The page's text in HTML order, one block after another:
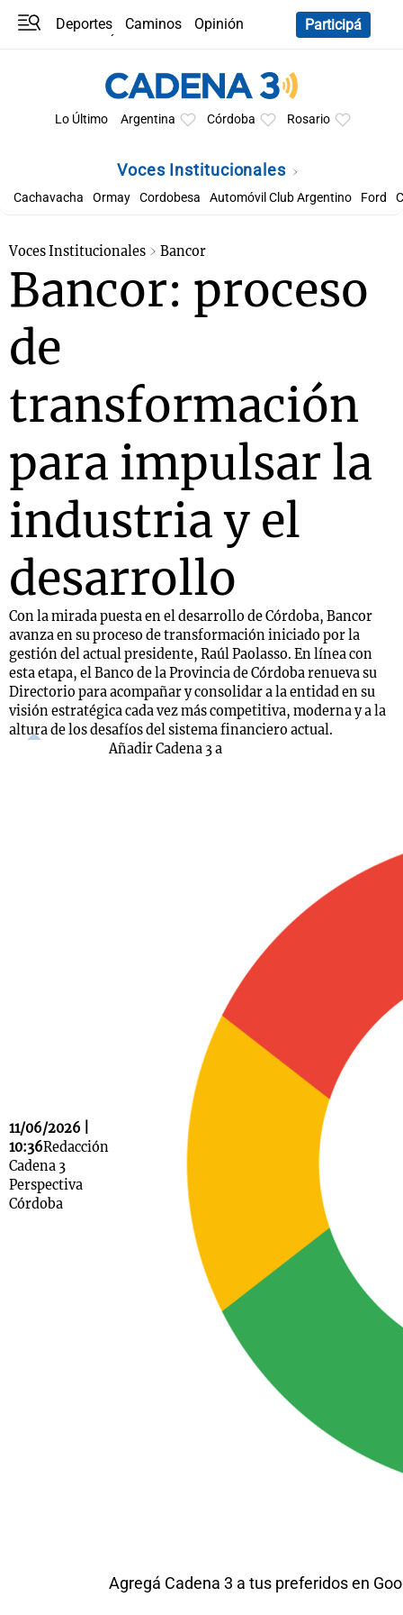
Deportes Caminos
Opinión
Participá
Lo Último Argentina Córdoba Rosario
Voces Institucionales
Cachavacha Ormay Cordobesa Automóvil Club Argentino Ford
Voces Institucionales Bancor
Bancor: proceso
de
transformación
para impulsar la
industria y el
desarrollo
Con la mirada puesta en el desarrollo de Córdoba, Bancor
avanza en su proceso de transformación iniciado por la
gestión del actual presidente, Raúl Paolasso. En línea con
esta etapa, el Banco de la Provincia de Córdoba renueva su
Directorio para acompañar y consolidar a la entidad en su
visión estratégica cada vez más competitiva, moderna y a la
altura de los desafíos del sistema financiero actual.
11/06/2026 |
10:36Redacción
Cadena 3
Perspectiva
Córdoba
Añadir Cadena 3 a
Agregá Cadena 3 a tus preferidos en
La Sole en
Cadena 3